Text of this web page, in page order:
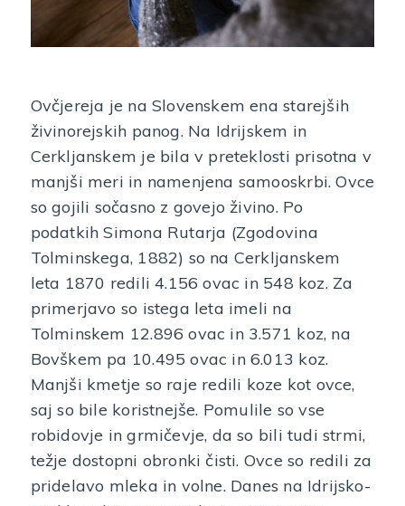
Ovčjereja je na Slovenskem ena starejših
živinorejskih panog. Na Idrijskem in
Cerkljanskem je bila v preteklosti prisotna v
manjši meri in namenjena samooskrbi. Ovce
so gojili sočasno z govejo živino. Po
podatkih Simona Rutarja (Zgodovina
Tolminskega, 1882) so na Cerkljanskem
leta 1870 redili 4.156 ovac in 548 koz. Za
primerjavo so istega leta imeli na
Tolminskem 12.896 ovac in 3.571 koz, na
Bovškem pa 10.495 ovac in 6.013 koz.
Manjši kmetje so raje redili koze kot ovce,
saj so bile koristnejše. Pomulile so vse
robidovje in grmičevje, da so bili tudi strmi,
težje dostopni obronki čisti. Ovce so redili za
pridelavo mleka in volne. Danes na Idrijsko-